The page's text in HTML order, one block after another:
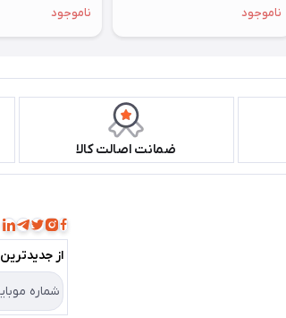
ناموجود ناموجود
ضمانت اصالت کالا
از